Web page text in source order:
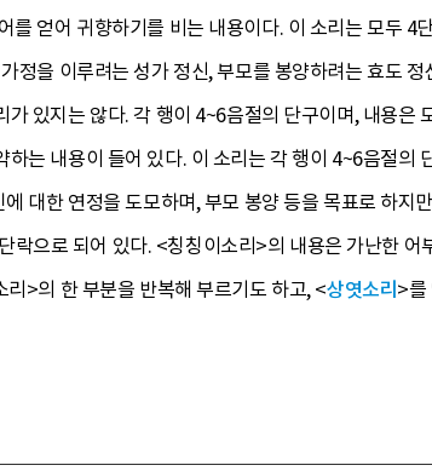
를 얻어 귀향하기를 비는 내용이다. 이 소리는 모두
정을 이루려는 성가 정신, 부모를 봉양하려는 효도
있지는 않다. 각 행이 4~6음절의 단구이며, 내용은
는 내용이 들어 있다. 이 소리는 각 행이 4~6음절의
대한 연정을 도모하며, 부모 봉양 등을 목표로 하지
락으로 되어 있다. <칭칭이소리>의 내용은 가난한
>의 한 부분을 반복해 부르기도 하고, <상엿소리 >를